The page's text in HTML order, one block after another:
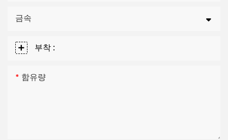
금속
부착 :
함유량